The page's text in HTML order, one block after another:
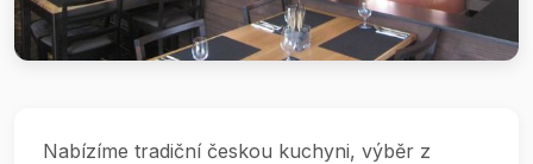
Nabízíme tradiční českou kuchyni, výběr z